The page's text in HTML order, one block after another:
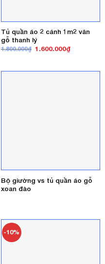
Tủ quần áo 2 cánh 1m2 vân
gỗ thanh lý
1.800.000₫ Giá
1.600.000₫Giá
Bộ giường vs tủ quần áo gỗ
xoan đào
-10%